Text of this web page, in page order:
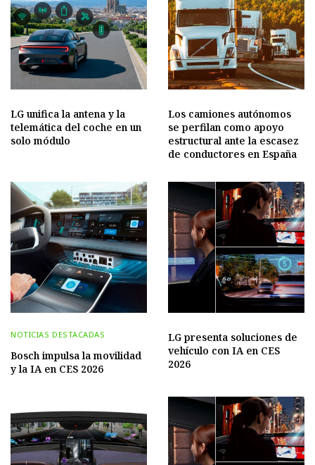
LG unifica la antena y la
telemática del coche en un
solo módulo
Los camiones autónomos
se perfilan como apoyo
estructural ante la escasez
de conductores en España
NOTICIAS DESTACADAS
Bosch impulsa la movilidad
y la IA en CES 2026
LG presenta soluciones de
vehículo con IA en CES
2026